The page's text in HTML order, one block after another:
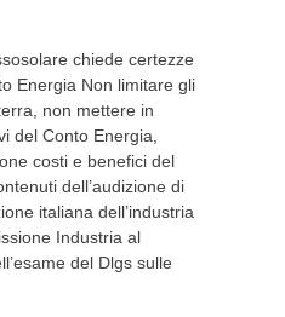
chiede certezze
Energia Non limitare gli
non mettere in
del Conto Energia,
costi e benefici del
dell’audizione di
italiana dell’industria
Industria al
del Dlgs sulle